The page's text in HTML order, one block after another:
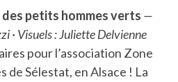
des petits hommes verts —
· Visuels : Juliette Delvienne
pour l’association Zone
de Sélestat, en Alsace ! La